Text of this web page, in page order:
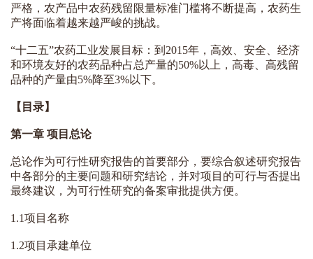
严格，农产品中农药残留限量标准门槛将不断提高，农药生
产将面临着越来越严峻的挑战。
“十二五”农药工业发展目标：到2015年，高效、安全、经济
和环境友好的农药品种占总产量的50%以上，高毒、高残留
品种的产量由5%降至3%以下。
【目录】
第一章 项目总论
总论作为可行性研究报告的首要部分，要综合叙述研究报告
中各部分的主要问题和研究结论，并对项目的可行与否提出
最终建议，为可行性研究的备案审批提供方便。
1.1项目名称
1.2项目承建单位